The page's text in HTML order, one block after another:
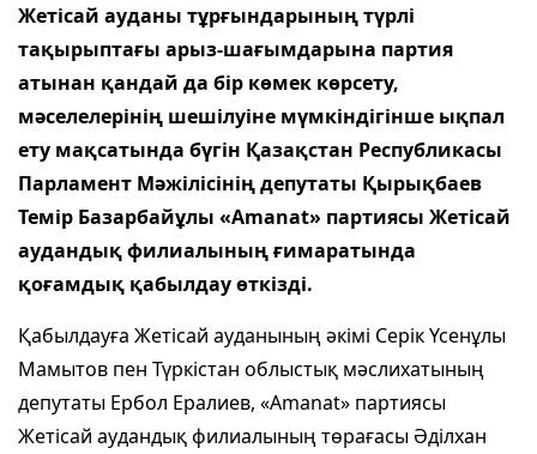
Жетісай ауданы тұрғындарының түрлi
тақырыптағы арыз-шағымдарына партия
атынан қандай да бiр көмек көрсету,
мәселелерiнiң шешiлуiне мүмкiндiгiнше ықпал
ету мақсатында бүгін Қазақстан Республикасы
Парламент Мәжілісінің депутаты Қырықбаев
Темір Базарбайұлы «Amanat» партиясы Жетісай
аудандық филиалының ғимаратында
қоғамдық қабылдау өткізді.
Қабылдауға Жетісай ауданының әкімі Серік Үсенұлы
Мамытов пен Түркістан облыстық мәслихатының
депутаты Ербол Ералиев, «Amanat» партиясы
Жетісай аудандық филиалының төрағасы Әділхан